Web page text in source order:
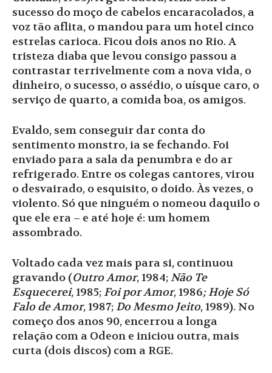
sucesso do moço de cabelos encaracolados, a
voz tão aflita, o mandou para um hotel cinco
estrelas carioca. Ficou dois anos no Rio. A
tristeza diaba que levou consigo passou a
contrastar terrivelmente com a nova vida, o
dinheiro, o sucesso, o assédio, o uísque caro, o
serviço de quarto, a comida boa, os amigos.
Evaldo, sem conseguir dar conta do
sentimento monstro, ia se fechando. Foi
enviado para a sala da penumbra e do ar
refrigerado. Entre os colegas cantores, virou
o desvairado, o esquisito, o doido. Às vezes, o
violento. Só que ninguém o nomeou daquilo o
que ele era – e até hoje é: um homem
assombrado.
Voltado cada vez mais para si, continuou
gravando (Outro Amor, 1984; Não Te
Esquecerei, 1985; Foi por Amor, 1986; Hoje Só
Falo de Amor, 1987; Do Mesmo Jeito, 1989). No
começo dos anos 90, encerrou a longa
relação com a Odeon e iniciou outra, mais
curta (dois discos) com a RGE.